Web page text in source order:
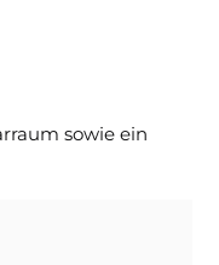
sowie ein